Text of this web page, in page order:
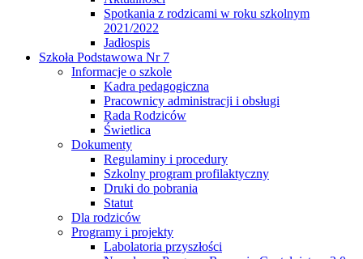
Spotkania z rodzicami w roku szkolnym
2021/2022
Jadłospis
Szkoła Podstawowa Nr 7
Informacje o szkole
Kadra pedagogiczna
Pracownicy administracji i obsługi
Rada Rodziców
Świetlica
Dokumenty
Regulaminy i procedury
Szkolny program profilaktyczny
Druki do pobrania
Statut
Dla rodziców
Programy i projekty
Labolatoria przyszłości